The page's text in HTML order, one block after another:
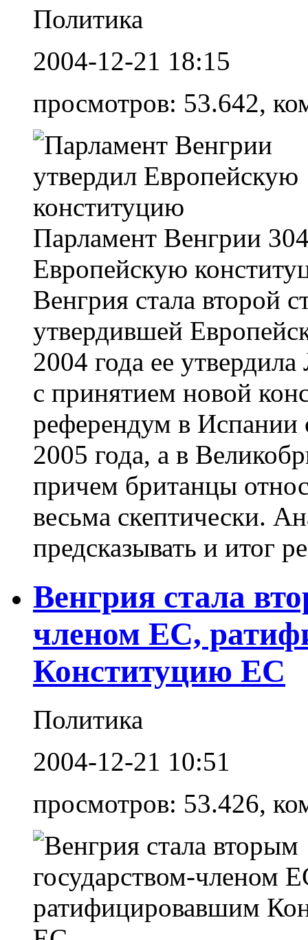
Политика
2004-12-21 18:15
просмотров: 53.642,
Парламент Венгрии
Европейскую
Венгрия стала второй
утвердившей
2004 года ее
с принятием новой
референдум в Испании
2005 года, а в
причем британцы
весьма скептически.
предсказывать и итог
Венгрия стала
членом ЕС,
Конституцию ЕС
Политика
2004-12-21 10:51
просмотров: 53.426,